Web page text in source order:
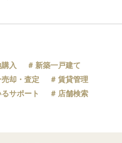
入
新築一戸建て
却・査定
賃貸管理
サポート
店舗検索